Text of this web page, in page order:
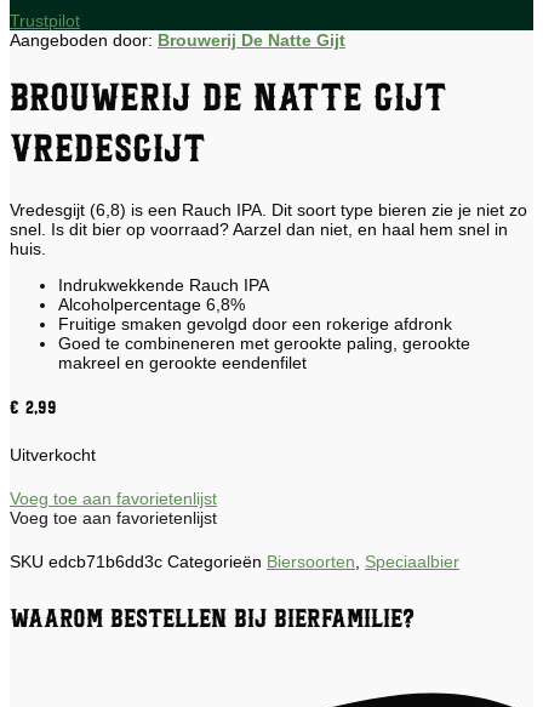
Trustpilot
Aangeboden door: Brouwerij De Natte Gijt
Brouwerij De Natte Gijt
Vredesgijt
Vredesgijt (6,8) is een Rauch IPA. Dit soort type bieren zie je niet zo
snel. Is dit bier op voorraad? Aarzel dan niet, en haal hem snel in
huis.
Indrukwekkende Rauch IPA
Alcoholpercentage 6,8%
Fruitige smaken gevolgd door een rokerige afdronk
Goed te combineneren met gerookte paling, gerookte
makreel en gerookte eendenfilet
€ 2,99
Uitverkocht
Voeg toe aan favorietenlijst
Voeg toe aan favorietenlijst
SKU edcb71b6dd3c Categorieën Biersoorten Speciaalbier
Waarom bestellen bij Bierfamilie?